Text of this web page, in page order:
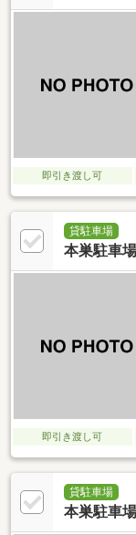
即引き渡し可
貸駐車場
本巣駐車場
即引き渡し可
貸駐車場
本巣駐車場